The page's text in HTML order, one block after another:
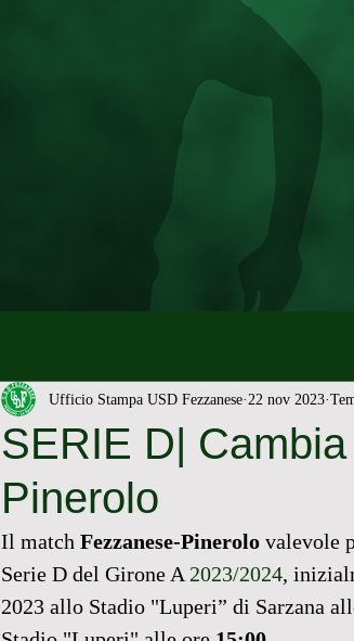
SERIE D|
Pinerolo
Ufficio Stampa USD Fezzanese 22 nov 2023
Il match Fezzanese-Pinerolo valevole
Serie D del Girone A 2023/2024,
2023 allo Stadio "Luperi” di Sarzana